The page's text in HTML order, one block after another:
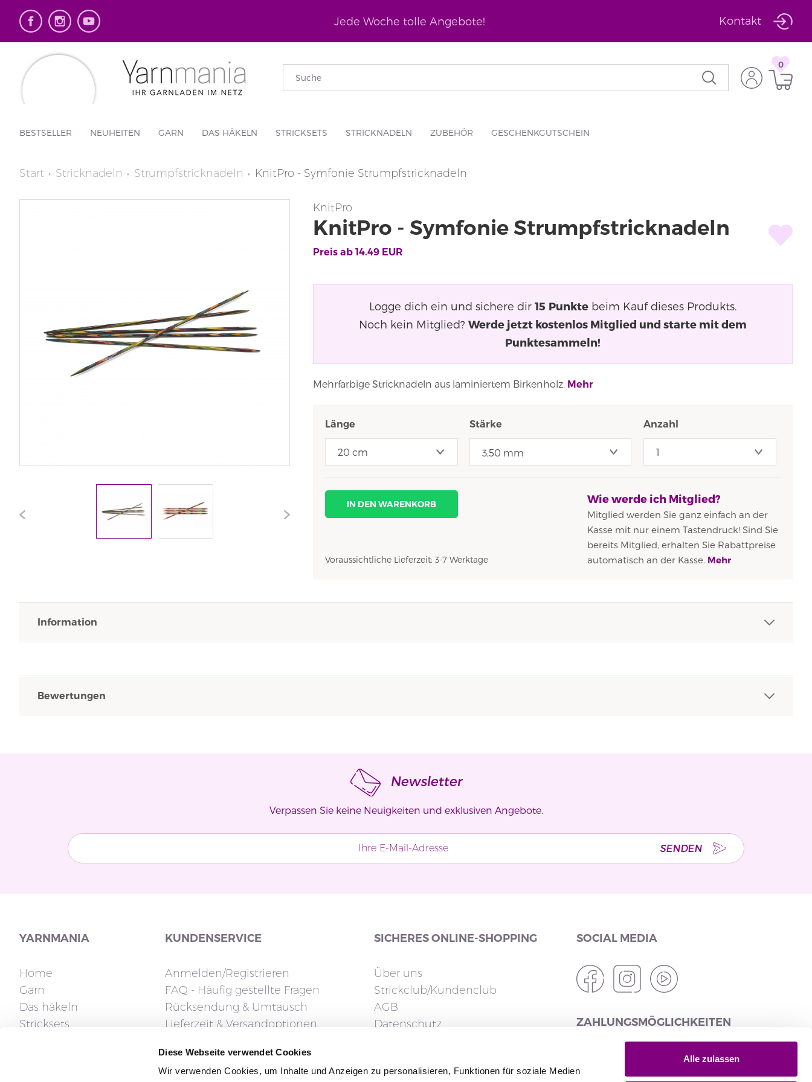
Diese Webseite verwendet Cookies
Wir verwenden Cookies, um Inhalte und Anzeigen zu personalisieren, Funktionen für soziale Medien
Alle zulassen
Jede Woche tolle Angebote! Kontakt
0
BESTSELLER NEUHEITEN GARN DAS HÄKELN STRICKSETS STRICKNADELN ZUBEHÖR GESCHENKGUTSCHEIN
Start Stricknadeln Strumpfstricknadeln KnitPro - Symfonie Strumpfstricknadeln
KnitPro
KnitPro - Symfonie Strumpfstricknadeln
Preis ab 14.49 EUR
Logge dich ein und sichere dir 15 Punktebeim Kauf dieses Produkts.
Noch kein Mitglied?Werde jetzt kostenlos Mitglied und starte mit dem
Punktesammeln!
Mehrfarbige Stricknadeln aus laminiertem Birkenholz. Mehr
Länge Stärke
3,50 mm
Anzahl
IN DEN WARENKORB
Voraussichtliche Lieferzeit: 3-7 Werktage
Wie werde ich Mitglied?
Mitglied werden Sie ganz einfach an der
Kasse mit nur einem Tastendruck! Sind Sie
bereits Mitglied, erhalten Sie Rabattpreise
automatisch an der Kasse. Mehr
Information
Bewertungen
Newsletter
Verpassen Sie keine Neuigkeiten und exklusiven Angebote.
SENDEN
YARNMANIA
Home
Garn
Das häkeln
Stricksets
KUNDENSERVICE
Anmelden/Registrieren
FAQ - Häufig gestellte Fragen
Rücksendung & Umtausch
Lieferzeit & Versandoptionen
Klarna FAQ
Reklamation und
SICHERES ONLINE-SHOPPING
Über uns
Strickclub/Kundenclub
AGB
Datenschutz
SOCIAL MEDIA
ZAHLUNGSMÖGLICHKEITEN